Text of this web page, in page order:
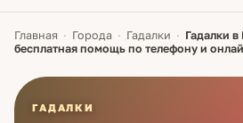
Главная · Города · Гадалки · Гадалки
бесплатная помощь по телефону и
ГАДАЛКИ